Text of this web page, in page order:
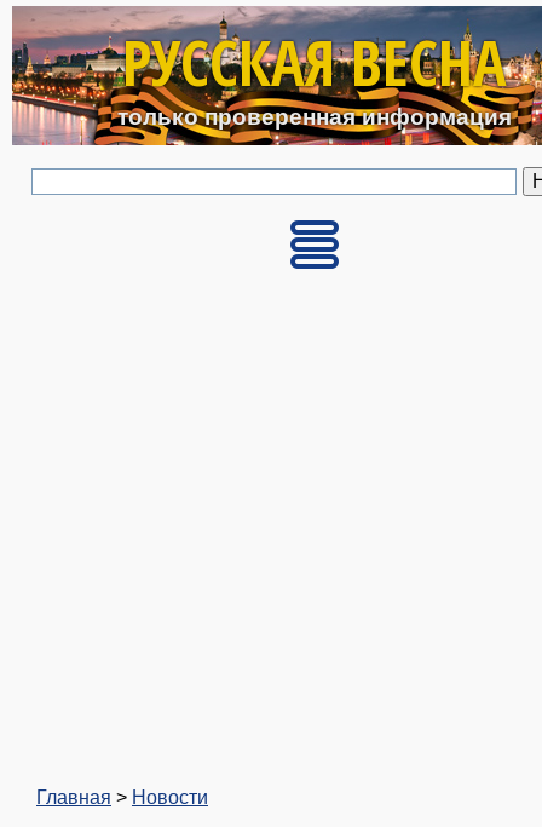
Перейти к основному
РУССКАЯ ВЕСНА
только проверенная информация
Главная > Новости